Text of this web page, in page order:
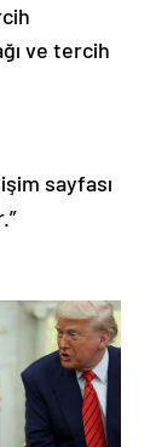
ve tercih
sayfası